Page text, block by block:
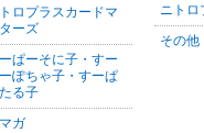
ロプラスカードマ
ーズ
ぱーそに子・すー
ぽちゃ子・すーぱ
る子
ガ
ニトロ
その他